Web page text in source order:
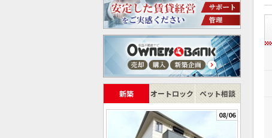
新築 オートロック ペット相談
08/06